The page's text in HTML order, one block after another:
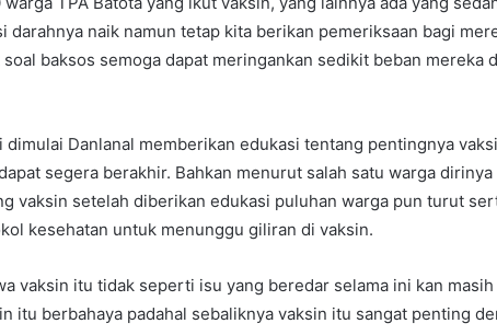
darahnya naik namun tetap kita berikan pemeriksaan bagi
baksos semoga dapat meringankan sedikit beban mereka
dimulai Danlanal memberikan edukasi tentang pentingnya
segera berakhir. Bahkan menurut salah satu warga
vaksin setelah diberikan edukasi puluhan warga pun turut
kesehatan untuk menunggu giliran di vaksin.
vaksin itu tidak seperti isu yang beredar selama ini kan masih
itu berbahaya padahal sebaliknya vaksin itu sangat penting